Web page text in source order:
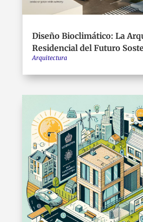
Diseño Bioclimático: La
Residencial del Futuro
Arquitectura